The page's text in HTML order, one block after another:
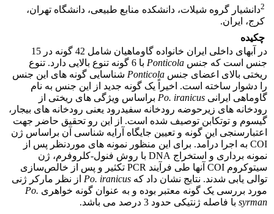
2دانشیار گروه شیلات، دانشکده منابع طبیعی، دانشگاه تهران،
کرج، ایران.
چکیده
در آب­های داخلی ایران خانواده گاوماهیان شامل 42 گونه در 15
جنس است که جنس Ponticola
با 6 گونه تنوع بالایی دارد. تنوع
ریختی بالای اعضای جنس Ponticola شناسایی گونه­ های این جنس
را دشوار ساخته است. اخیراً یک گونه جدید از این جنس به نام
گاوماهی ایرانی Po. iranicus براساس ویژگی ­های ریختی از
رودخانه­ های زیرحوضه رودخانه سفیدرود یعنی رودخانه ­های بیجار،
گیسوم و توتکابن توصیف شده است. از این رو تحقیق حاضر جهت
اعتبارسنجی این گونه­ و تعیین جایگاه آرایه­ شناسی آن براساس ژن
COI به اجرا درآمد. برای این منظور نمونه ­های موردنظر پس از
نمونه برداری و استخراج DNA با روش فنول-کلروفرم، ژن
سیتوکروم COI آن­ها طی فرآیند PCR تکثیر و پس از خالص‌سازی
توالی­ یابی شدند. نتایج نشان داد که Po. iranicus از نظر مارکر ژنی
مورد بررسی یک گونه معتبر بوده و به ­عنوان گونه خواهری Po.
syrman با فاصله ژنتیکی حدود 3 درصد می­ باشد.